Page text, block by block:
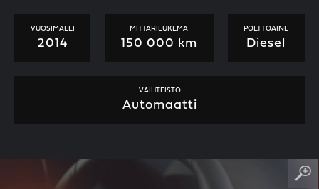
VUOSIMALLI
2014
MITTARILUKEMA
150 000 km
POLTTOAINE
Diesel
VAIHTEISTO
Automaatti